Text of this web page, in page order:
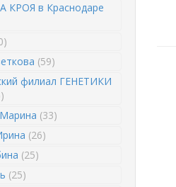
КРОЯ в Краснодаре
(59)
филиал ГЕНЕТИКИ
(33)
(26)
(25)
(25)